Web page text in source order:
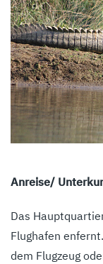
Anreise/
Das
Flughafen
dem Flugzeug